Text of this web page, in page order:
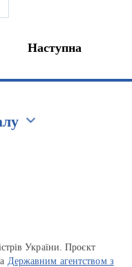
Наступна
України. Проєкт
Державним агентством з